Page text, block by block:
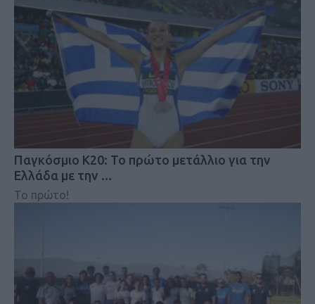
Παγκόσμιο Κ20: Το πρώτο μετάλλιο για την
Ελλάδα με την …
Το πρώτο!